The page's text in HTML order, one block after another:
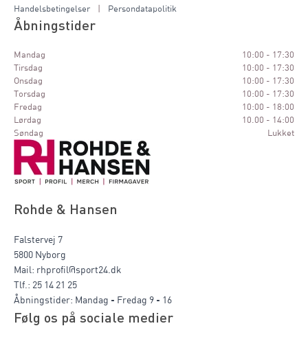
Handelsbetingelser | Persondatapolitik
Åbningstider
Mandag
10:00 - 17:30
Tirsdag
10:00 - 17:30
Onsdag
10:00 - 17:30
Torsdag
10:00 - 17:30
Fredag
10:00 - 18:00
Lørdag
10.00 - 14:00
Søndag
Lukket
Rohde & Hansen
Falstervej 7
5800 Nyborg
Mail: rhprofil@sport24.dk
Tlf.: 25 14 21 25
Åbningstider: Mandag - Fredag 9 - 16
Følg os på sociale medier